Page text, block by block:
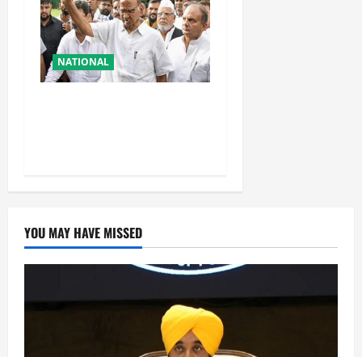
NATIONAL
YOU MAY HAVE MISSED